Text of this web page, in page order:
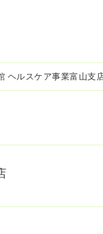
ヘルスケア事業富山支